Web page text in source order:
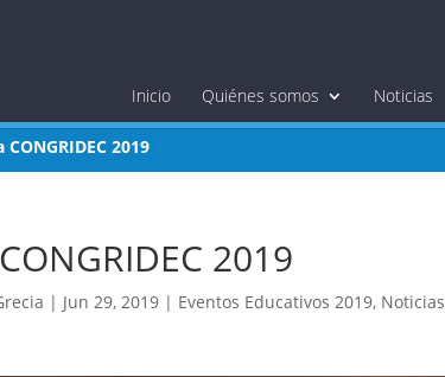
Inicio Quiénes somos Noticias
CONGRIDEC 2019
2019
| Jun 29, 2019 | Eventos Educativos 2019, Noticias